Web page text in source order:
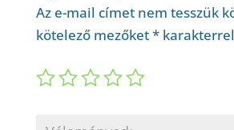
Az e-mail címet nem tesszük
kötelező mezőket*